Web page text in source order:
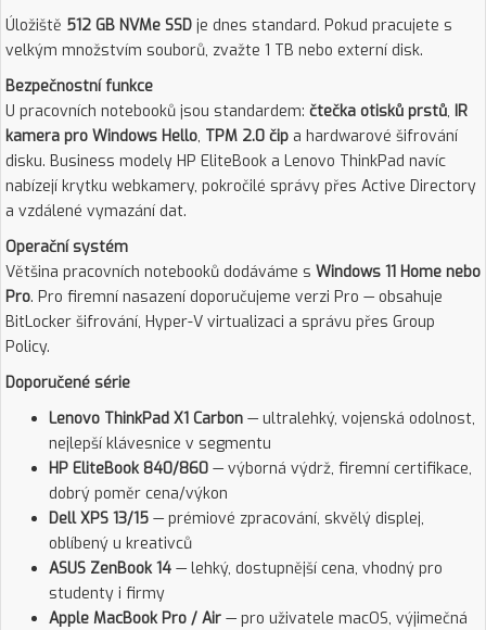
Úložiště 512 GB NVMe SSD je dnes standard. Pokud pracujete s
velkým množstvím souborů, zvažte 1 TB nebo externí disk.
Bezpečnostní funkce
U pracovních notebooků jsou standardem: čtečka otisků prstů, IR
kamera pro Windows Hello, TPM 2.0 čip a hardwarové šifrování
disku. Business modely HP EliteBook a Lenovo ThinkPad navíc
nabízejí krytku webkamery, pokročilé správy přes Active Directory
a vzdálené vymazání dat.
Operační systém
Většina pracovních notebooků dodáváme s Windows 11 Home nebo
Pro. Pro firemní nasazení doporučujeme verzi Pro — obsahuje
BitLocker šifrování, Hyper-V virtualizaci a správu přes Group
Policy.
Doporučené série
Lenovo ThinkPad X1 Carbon — ultralehký, vojenská odolnost,
nejlepší klávesnice v segmentu
HP EliteBook 840/860 — výborná výdrž, firemní certifikace,
dobrý poměr cena/výkon
Dell XPS 13/15 — prémiové zpracování, skvělý displej,
oblíbený u kreativců
ASUS ZenBook 14 — lehký, dostupnější cena, vhodný pro
studenty i firmy
Apple MacBook Pro / Air — pro uživatele macOS, výjimečná